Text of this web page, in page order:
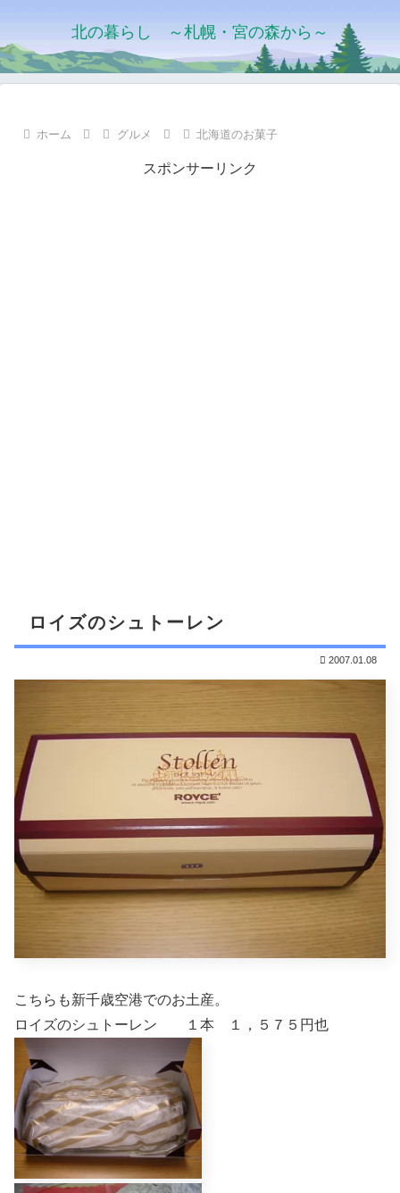
北の暮らし ～札幌・宮の森から～
ホーム グルメ 北海道のお菓子
スポンサーリンク
ロイズのシュトーレン
2007.01.08
こちらも新千歳空港でのお土産。
ロイズのシュトーレン １本 １，５７５円也